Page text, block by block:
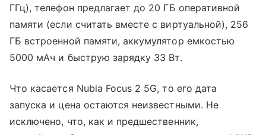
ГГц), телефон предлагает до 20 ГБ оперативной
памяти (если считать вместе с виртуальной), 256
ГБ встроенной памяти, аккумулятор емкостью
5000 мАч и быструю зарядку 33 Вт.
Что касается Nubia Focus 2 5G, то его дата
запуска и цена остаются неизвестными. Не
исключено, что, как и предшественник,